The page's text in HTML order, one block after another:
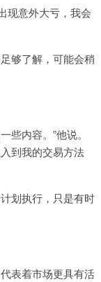
现意外大亏，我会
够了解，可能会稍
内容。”他说。
到我的交易方法
划执行，只是有时
表着市场更具有活